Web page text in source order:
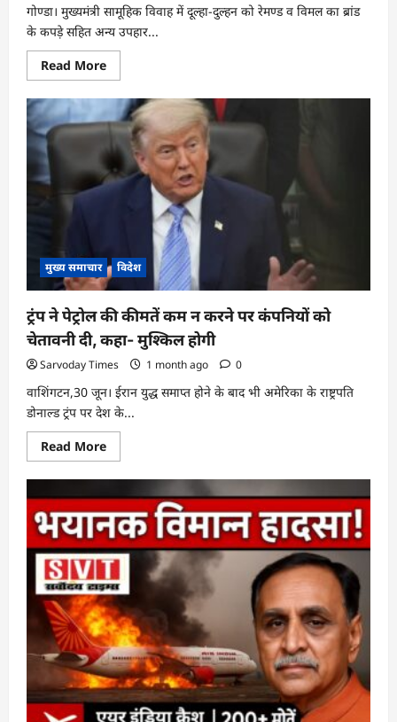
अभियुक्ता
गिरफ्तार
गोण्डा। मुख्यमंत्री सामूहिक विवाह में दूल्हा-दुल्हन को रेमण्ड व विमल का ब्रांड
के कपड़े सहित अन्य उपहार...
Read MoreRead
more
मुख्यमंत्री
सामूहिक
विवाह
में
दूल्हे-
दुल्हन
को
मिलेंगे
सीडीओ
मुख्य समाचार विदेश
ट्रंप ने पेट्रोल की कीमतें कम न करने पर कंपनियों को
चेतावनी दी, कहा- मुश्किल होगी
Sarvoday Times 1 month ago 0
वाशिंगटन,30 जून। ईरान युद्ध समाप्त होने के बाद भी अमेरिका के राष्ट्रपति
डोनाल्ड ट्रंप पर देश के...
Read MoreRead
more
ट्रंप
ने
पेट्रोल
की
कीमतें
कम
न
करने
पर
कंपनियों
को
चेतावनी
दी,
कहा-
मुश्किल
होगी